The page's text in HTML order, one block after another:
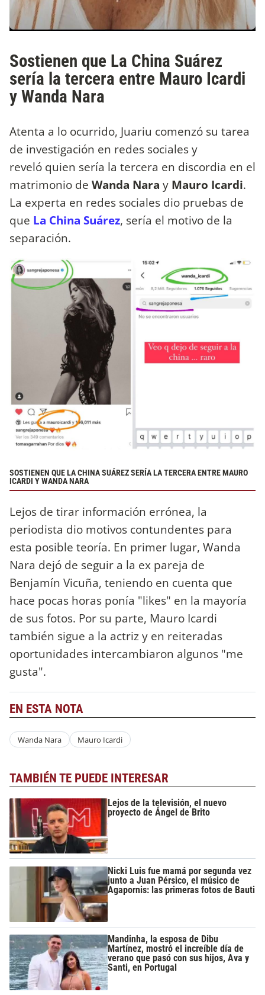
Sostienen que La China Suárez
sería la tercera entre Mauro Icardi
y Wanda Nara
Atenta a lo ocurrido, Juariu comenzó su tarea
de investigación en redes sociales y
reveló quien sería la tercera en discordia en el
matrimonio de Wanda Nara y Mauro Icardi.
La experta en redes sociales dio pruebas de
que La China Suárez, sería el motivo de la
separación.
SOSTIENEN QUE LA CHINA SUÁREZ SERÍA LA TERCERA ENTRE MAURO
ICARDI Y WANDA NARA
Lejos de tirar información errónea, la
periodista dio motivos contundentes para
esta posible teoría. En primer lugar, Wanda
Nara dejó de seguir a la ex pareja de
Benjamín Vicuña, teniendo en cuenta que
hace pocas horas ponía "likes" en la mayoría
de sus fotos. Por su parte, Mauro Icardi
también sigue a la actriz y en reiteradas
oportunidades intercambiaron algunos "me
gusta".
EN ESTA NOTA
Wanda Nara Mauro Icardi
TAMBIÉN TE PUEDE INTERESAR
Lejos de la televisión, el nuevo
proyecto de Ángel de Brito
Nicki Luis fue mamá por segunda vez
junto a Juan Pérsico, el músico de
Agapornis: las primeras fotos de Bauti
Mandinha, la esposa de Dibu
Martínez, mostró el increíble día de
verano que pasó con sus hijos, Ava y
Santi, en Portugal